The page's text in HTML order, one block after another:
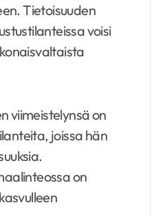
Tietoisuuden
voisi
viimeistelynsä on
joissa hän
on